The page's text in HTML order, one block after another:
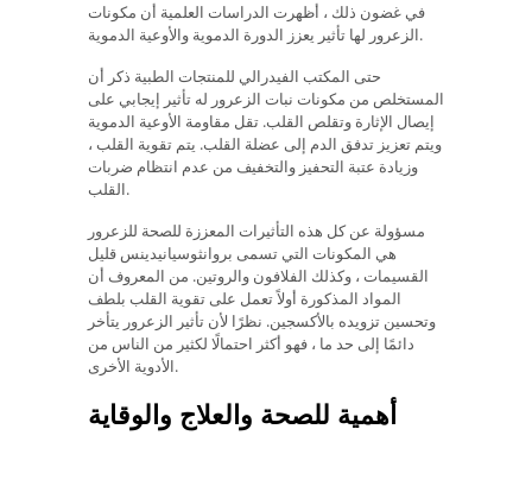
في غضون ذلك ، أظهرت الدراسات العلمية أن مكونات
الزعرور لها تأثير يعزز الدورة الدموية والأوعية الدموية.
حتى المكتب الفيدرالي للمنتجات الطبية ذكر أن
المستخلص من مكونات نبات الزعرور له تأثير إيجابي على
إيصال الإثارة وتقلص القلب. تقل مقاومة الأوعية الدموية
ويتم تعزيز تدفق الدم إلى عضلة القلب. يتم تقوية القلب ،
وزيادة عتبة التحفيز والتخفيف من عدم انتظام ضربات
القلب.
مسؤولة عن كل هذه التأثيرات المعززة للصحة للزعرور
هي المكونات التي تسمى بروانثوسيانيدينس قليل
القسيمات ، وكذلك الفلافون والروتين. من المعروف أن
المواد المذكورة أولاً تعمل على تقوية القلب بلطف
وتحسين تزويده بالأكسجين. نظرًا لأن تأثير الزعرور يتأخر
دائمًا إلى حد ما ، فهو أكثر احتمالًا لكثير من الناس من
الأدوية الأخرى.
أهمية للصحة والعلاج والوقاية